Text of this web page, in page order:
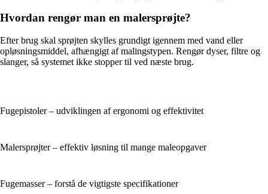
Hvordan rengør man en malersprøjte?
Efter brug skal sprøjten skylles grundigt igennem med vand eller
opløsningsmiddel, afhængigt af malingstypen. Rengør dyser, filtre og
slanger, så systemet ikke stopper til ved næste brug.
Fugepistoler – udviklingen af ergonomi og effektivitet
Malersprøjter – effektiv løsning til mange maleopgaver
Fugemasser – forstå de vigtigste specifikationer